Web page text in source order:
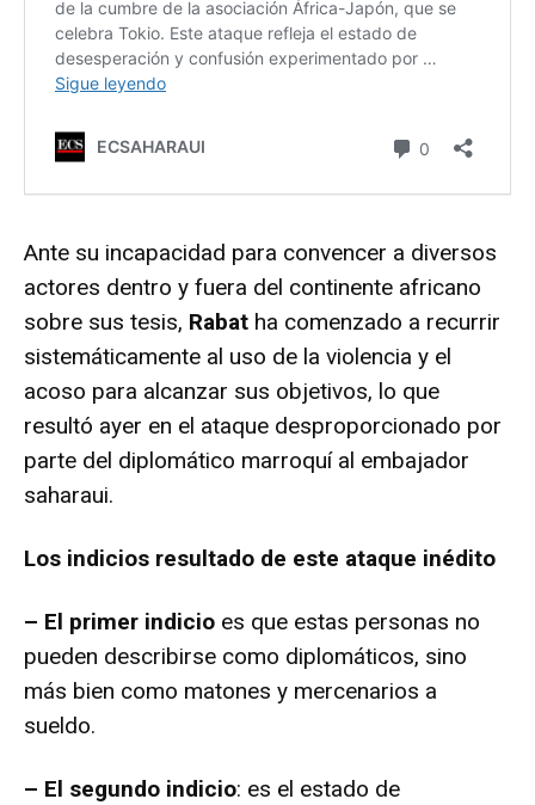
Ante su incapacidad para convencer a diversos
actores dentro y fuera del continente africano
sobre sus tesis, Rabat ha comenzado a recurrir
sistemáticamente al uso de la violencia y el
acoso para alcanzar sus objetivos, lo que
resultó ayer en el ataque desproporcionado por
parte del diplomático marroquí al embajador
saharaui.
Los indicios resultado de este ataque inédito
– El primer indicio es que estas personas no
pueden describirse como diplomáticos, sino
más bien como matones y mercenarios a
sueldo.
– El segundo indicio: es el estado de